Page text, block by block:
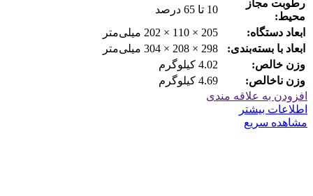
رطوبت مجاز
محیط:
10 تا 65 درصد
ابعاد دستگاه:
205 × 110 × 202 میلی‌متر
ابعاد با بسته‌بندی:
298 × 208 × 304 میلی‌متر
وزن خالص:
4.02 کیلوگرم
وزن ناخالص:
4.69 کیلوگرم
افزودن به علاقه مندی
اطلاعات بیشتر
مشاهده سریع